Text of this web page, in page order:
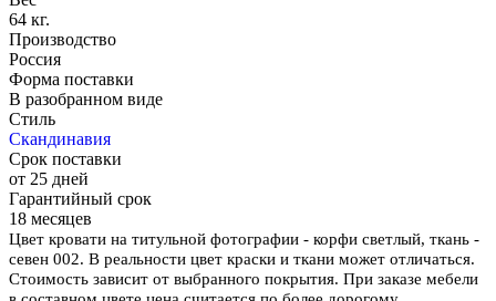
64 кг.
Производство
Россия
Форма поставки
В разобранном виде
Стиль
Скандинавия
Срок поставки
от 25 дней
Гарантийный срок
18 месяцев
Цвет кровати на титульной фотографии - корфи светлый, ткань -
севен 002. В реальности цвет краски и ткани может отличаться.
Стоимость зависит от выбранного покрытия. При заказе мебели